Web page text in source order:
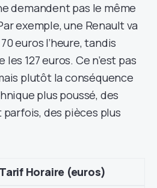
demandent pas le même
exemple, une Renault va
euros l’heure, tandis
127 euros. Ce n’est pas
plutôt la conséquence
plus poussé, des
des pièces plus
Tarif Horaire (euros)